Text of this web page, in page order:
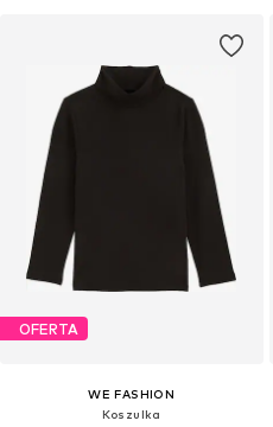
OFERTA
WE FASHION
Koszulka